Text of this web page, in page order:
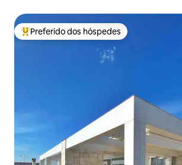
Entre os melhores preferidos dos hóspedes
Preferido dos hóspedes